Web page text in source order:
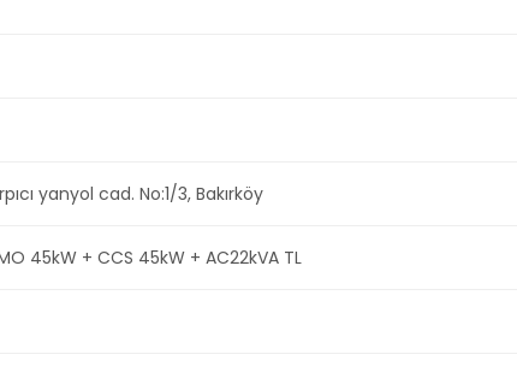
yanyol cad. No:1/3, Bakırköy
45kW + CCS 45kW + AC22kVA TL